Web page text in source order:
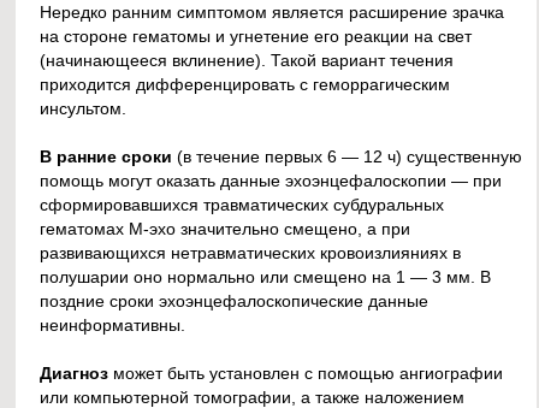
Нередко ранним симптомом является расширение зрачка
на стороне гематомы и угнетение его реакции на свет
(начинающееся вклинение). Такой вариант течения
приходится дифференцировать с геморрагическим
инсультом.
В ранние сроки (в течение первых 6 — 12 ч) существенную
помощь могут оказать данные эхоэнцефалоскопии — при
сформировавшихся травматических субдуральных
гематомах М-эхо значительно смещено, а при
развивающихся нетравматических кровоизлияниях в
полушарии оно нормально или смещено на 1 — 3 мм. В
поздние сроки эхоэнцефалоскопические данные
неинформативны.
Диагноз может быть установлен с помощью ангиографии
или компьютерной томографии, а также наложением